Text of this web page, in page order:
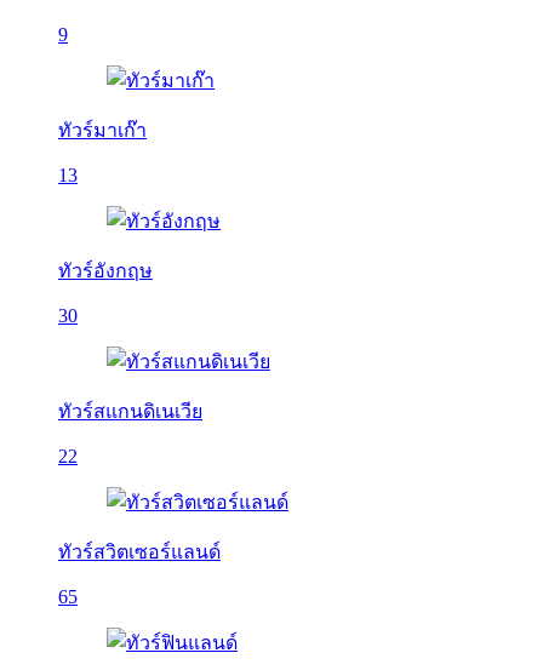
9
ทัวร์มาเก๊า
13
ทัวร์อังกฤษ
30
ทัวร์สแกนดิเนเวีย
22
ทัวร์สวิตเซอร์แลนด์
65